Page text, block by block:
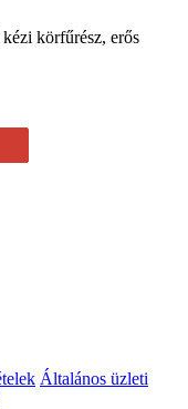
körfűrész, erős
Általános üzleti